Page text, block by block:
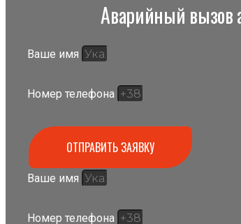
Аварийный вызов
Ваше имя
Номер телефона
ОТПРАВИТЬ ЗАЯВКУ
Ваше имя
Номер телефона